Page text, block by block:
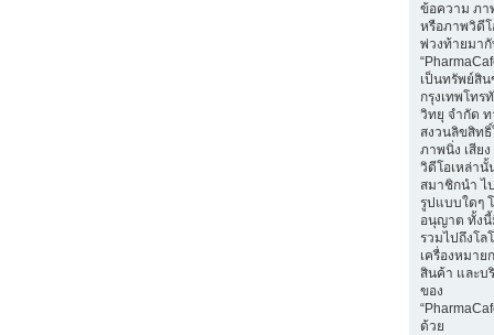
ข้อความ ภา
หรือภาพวิดีโ
พ่วงท้ายมา
เป็นทรัพย์สิ
กรุงเทพโทร
วิทยุ จำกัด ท
สงวนลิขสิท
ภาพนิ่ง เสีย
วิดีโอเหล่า
สมาชิกนำ ไ
รูปแบบใดๆ
อนุญาต ทั้ง
รวมไปถึงโล
เครื่องหมาย
สินค้า และบ
ของ
ด้วย